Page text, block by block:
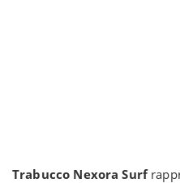
Trabucco Nexora Surf